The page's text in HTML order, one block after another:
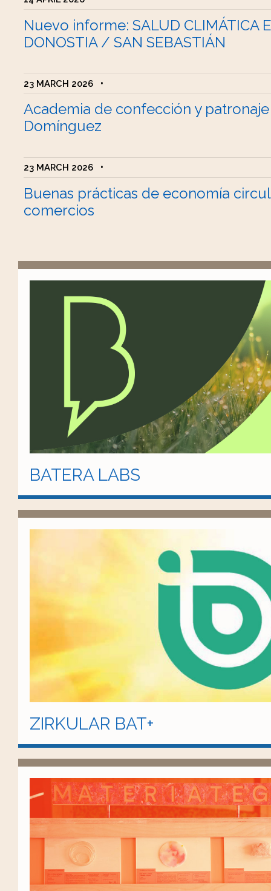
Nuevo informe: SALUD CLIMÁTICA
DONOSTIA / SAN SEBASTIÁN
23 MARCH 2026 •
Academia de confección y
Domínguez
23 MARCH 2026 •
Buenas prácticas de economía
comercios
BATERA LABS
ZIRKULAR BAT+